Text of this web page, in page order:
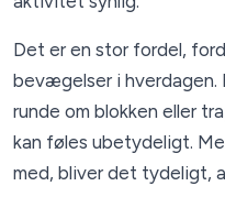
Det er en stor fordel,
bevægelser i hverdagen.
runde om blokken eller
kan føles ubetydeligt.
med, bliver det tydeligt,